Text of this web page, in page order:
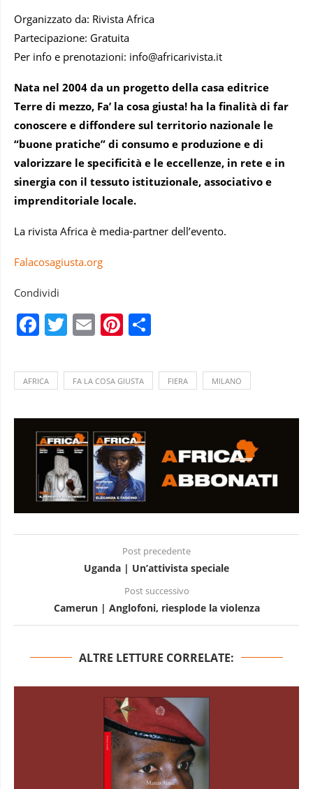
Organizzato da: Rivista Africa
Partecipazione: Gratuita
Per info e prenotazioni: info@africarivista.it
Nata nel 2004 da un progetto della casa editrice
Terre di mezzo, Fa’ la cosa giusta! ha la finalità di far
conoscere e diffondere sul territorio nazionale le
“buone pratiche” di consumo e produzione e di
valorizzare le specificità e le eccellenze, in rete e in
sinergia con il tessuto istituzionale, associativo e
imprenditoriale locale.
La rivista Africa è media-partner dell’evento.
Falacosagiusta.org
Condividi
Facebook
Twitter
EmailPinterest
AFRICA FA LA COSA GIUSTA FIERA MILANO
Post precedente
Uganda | Un’attivista speciale
Post successivo
Camerun | Anglofoni, riesplode la violenza
ALTRE LETTURE CORRELATE: